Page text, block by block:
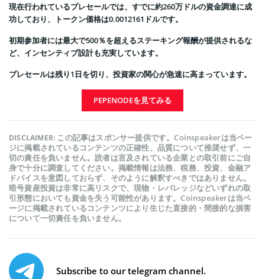
現在行われているプレセールでは、すでに約260万ドルの資金調達に成
功しており、トークン価格は0.0012161ドルです。
初期参加者には最大で500％を超えるステーキング報酬が提供されるな
ど、インセンティブ設計も充実しています。
プレセールは残り1日を切り、投資家の関心が急速に高まっています。
PEPENODEを見てみる
DISCLAIMER: この記事はスポンサー提供です。Coinspeakerは当ペー
ジに掲載されているコンテンツの正確性、品質について推奨せず、一
切の責任を負いません。読者は言及されている企業との取引前にご自
身で十分に調査してください。掲載情報は法務、税務、投資、金融ア
ドバイスを意図しておらず、そのように解釈すべきではありません。
暗号資産投資は非常に高リスクで、現物・レバレッジなどいずれの取
引形態においても資金を失う可能性があります。Coinspeakerは当ペ
ージに掲載されているコンテンツにより生じた直接的・間接的な損害
について一切責任を負いません。
Subscribe to our telegram channel.